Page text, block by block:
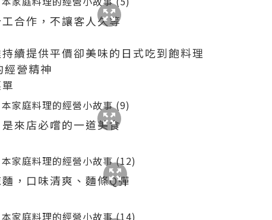
合作，不讓客人久等
續提供平價卻美味的日式吃到飽料理
營精神
來店必嚐的一道美食
，口味清爽、麵條Q彈